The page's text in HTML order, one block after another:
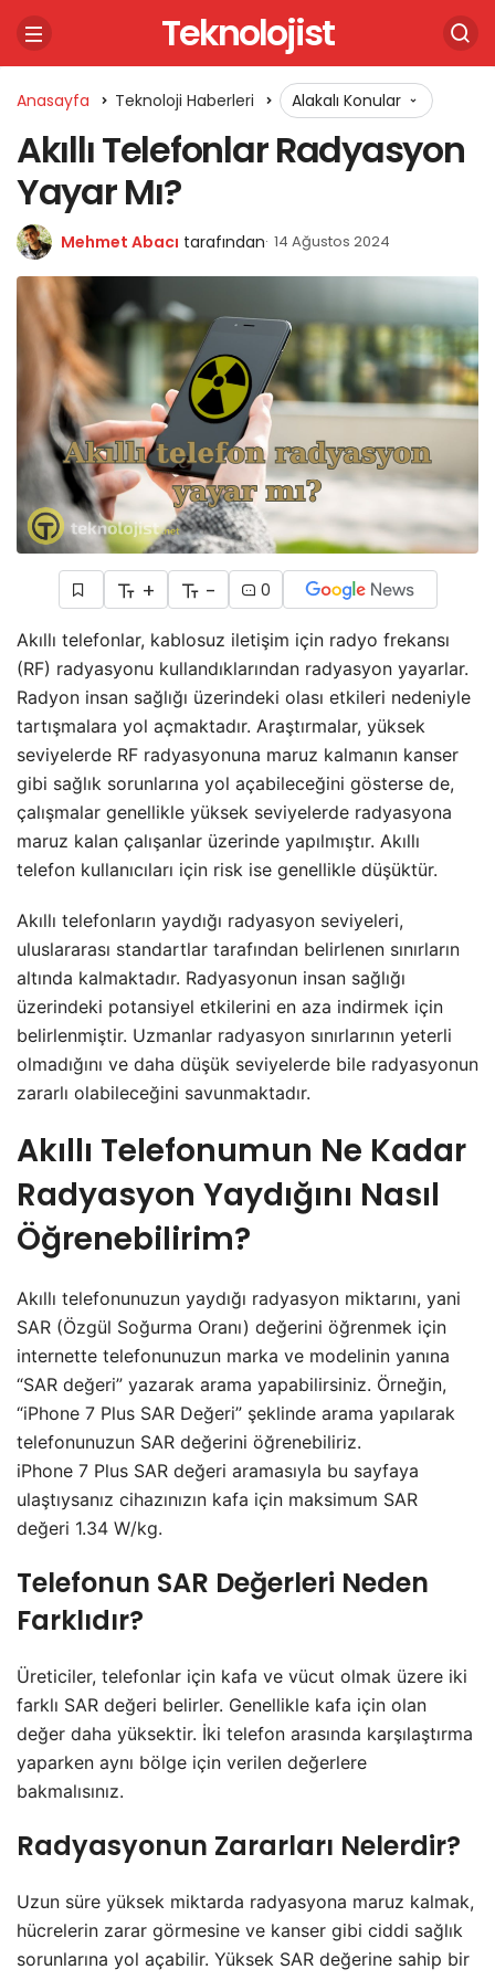
Teknolojist
Anasayfa Teknoloji Haberleri Alakalı Konular
Akıllı Telefonlar Radyasyon
Yayar Mı?
Mehmet Abacı tarafından 14 Ağustos 2024
+ - 0
Akıllı telefonlar, kablosuz iletişim için radyo frekansı
(RF) radyasyonu kullandıklarından radyasyon yayarlar.
Radyon insan sağlığı üzerindeki olası etkileri nedeniyle
tartışmalara yol açmaktadır. Araştırmalar, yüksek
seviyelerde RF radyasyonuna maruz kalmanın kanser
gibi sağlık sorunlarına yol açabileceğini gösterse de,
çalışmalar genellikle yüksek seviyelerde radyasyona
maruz kalan çalışanlar üzerinde yapılmıştır. Akıllı
telefon kullanıcıları için risk ise genellikle düşüktür.
Akıllı telefonların yaydığı radyasyon seviyeleri,
uluslararası standartlar tarafından belirlenen sınırların
altında kalmaktadır. Radyasyonun insan sağlığı
üzerindeki potansiyel etkilerini en aza indirmek için
belirlenmiştir. Uzmanlar radyasyon sınırlarının yeterli
olmadığını ve daha düşük seviyelerde bile radyasyonun
zararlı olabileceğini savunmaktadır.
Akıllı Telefonumun Ne Kadar
Radyasyon Yaydığını Nasıl
Öğrenebilirim?
Akıllı telefonunuzun yaydığı radyasyon miktarını, yani
SAR (Özgül Soğurma Oranı) değerini öğrenmek için
internette telefonunuzun marka ve modelinin yanına
“SAR değeri” yazarak arama yapabilirsiniz. Örneğin,
“iPhone 7 Plus SAR Değeri” şeklinde arama yapılarak
telefonunuzun SAR değerini öğrenebiliriz.
iPhone 7 Plus SAR değeri aramasıyla bu sayfaya
ulaştıysanız cihazınızın kafa için maksimum SAR
değeri 1.34 W/kg.
Telefonun SAR Değerleri Neden
Farklıdır?
Üreticiler, telefonlar için kafa ve vücut olmak üzere iki
farklı SAR değeri belirler. Genellikle kafa için olan
değer daha yüksektir. İki telefon arasında karşılaştırma
yaparken aynı bölge için verilen değerlere
bakmalısınız.
Radyasyonun Zararları Nelerdir?
Uzun süre yüksek miktarda radyasyona maruz kalmak,
hücrelerin zarar görmesine ve kanser gibi ciddi sağlık
sorunlarına yol açabilir. Yüksek SAR değerine sahip bir